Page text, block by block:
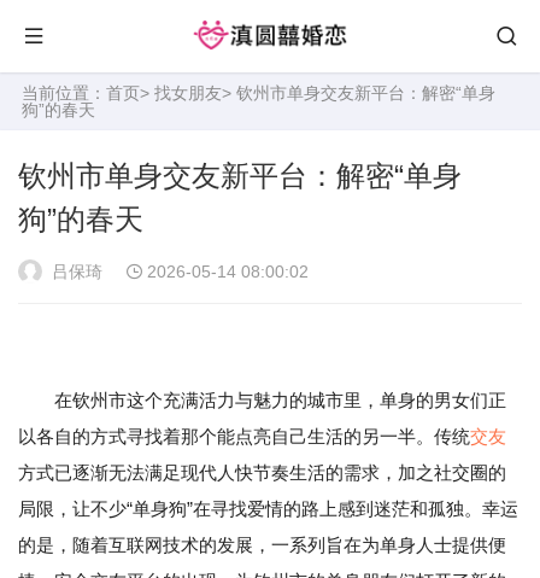
当前位置： 首页> 找女朋友> 钦州市单身交友新平台：解密“单身
狗”的春天
钦州市单身交友新平台：解密“单身
狗”的春天
吕保琦 2026-05-14 08:00:02
在钦州市这个充满活力与魅力的城市里，单身的男女们正
以各自的方式寻找着那个能点亮自己生活的另一半。传统交友
方式已逐渐无法满足现代人快节奏生活的需求，加之社交圈的
局限，让不少“单身狗”在寻找爱情的路上感到迷茫和孤独。幸运
的是，随着互联网技术的发展，一系列旨在为单身人士提供便